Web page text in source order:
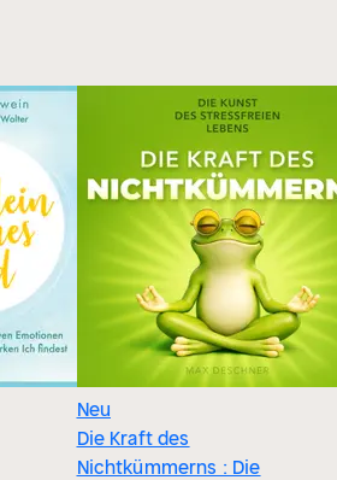
Neu
Die Kraft des
Nichtkümmerns : Die